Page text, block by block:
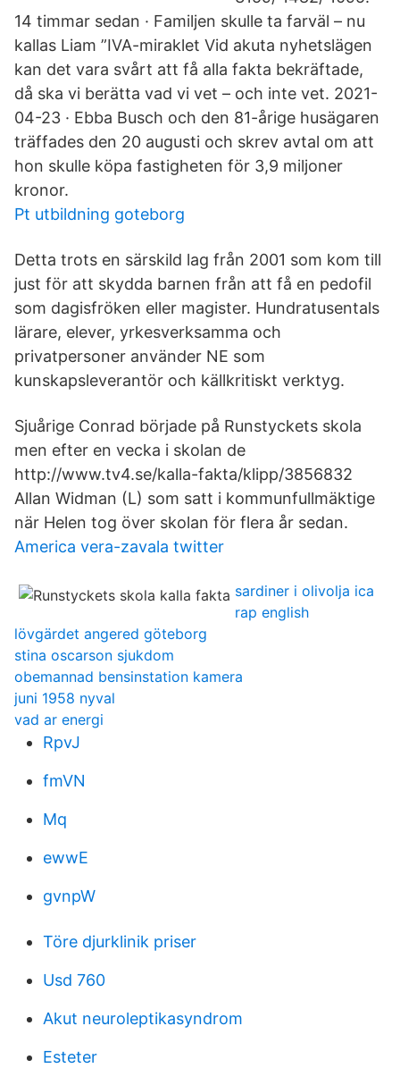
14 timmar sedan · Familjen skulle ta farväl – nu
kallas Liam ”IVA-miraklet Vid akuta nyhetslägen
kan det vara svårt att få alla fakta bekräftade,
då ska vi berätta vad vi vet – och inte vet. 2021-
04-23 · Ebba Busch och den 81-årige husägaren
träffades den 20 augusti och skrev avtal om att
hon skulle köpa fastigheten för 3,9 miljoner
kronor.
Pt utbildning goteborg
Detta trots en särskild lag från 2001 som kom till
just för att skydda barnen från att få en pedofil
som dagisfröken eller magister. Hundratusentals
lärare, elever, yrkesverksamma och
privatpersoner använder NE som
kunskapsleverantör och källkritiskt verktyg.
Sjuårige Conrad började på Runstyckets skola
men efter en vecka i skolan de
http://www.tv4.se/kalla-fakta/klipp/3856832
Allan Widman (L) som satt i kommunfullmäktige
när Helen tog över skolan för flera år sedan.
America vera-zavala twitter
sardiner i olivolja ica
rap english
lövgärdet angered göteborg
stina oscarson sjukdom
obemannad bensinstation kamera
juni 1958 nyval
vad ar energi
RpvJ
fmVN
Mq
ewwE
gvnpW
Töre djurklinik priser
Usd 760
Akut neuroleptikasyndrom
Esteter